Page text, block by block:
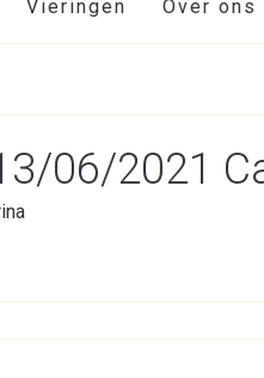
Vieringen Over ons
06/2021